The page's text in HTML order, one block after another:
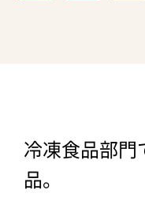
冷凍食品部門
品。